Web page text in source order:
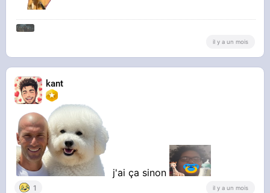
il y a un mois
kant
j'ai ça sinon
1 il y a un mois